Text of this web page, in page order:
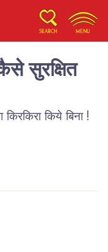
SEARCH MENU
सुरक्षित
किये बिना !